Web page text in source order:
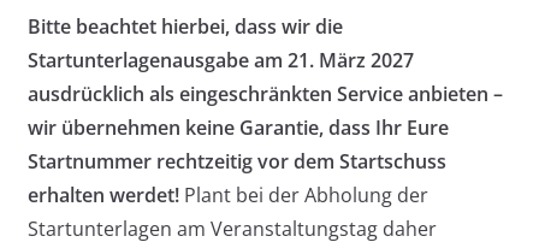
Bitte beachtet hierbei, dass wir die
Startunterlagenausgabe am 21. März 2027
ausdrücklich als eingeschränkten Service anbieten –
wir übernehmen keine Garantie, dass Ihr Eure
Startnummer rechtzeitig vor dem Startschuss
erhalten werdet!Plant bei der Abholung der
Startunterlagen am Veranstaltungstag daher